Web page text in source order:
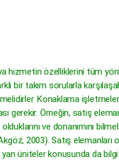
hizmetin özelliklerini tüm
bir takım sorularla
Konaklama
gerekir. Örneğin, satış
ve donanımını
(Akgöz, 2003). Satış
üniteler konusunda da